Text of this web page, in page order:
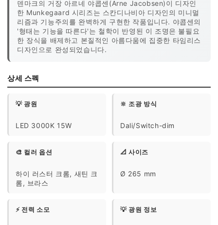
덴마크의 거장 아르네 야콥센(Arne Jacobsen)이 디자인
한 Munkegaard 시리즈는 스칸디나비아 디자인의 미니멀
리즘과 기능주의를 완벽하게 구현한 작품입니다. 야콥센의
'형태는 기능을 따른다'는 철학이 반영된 이 조명은 불필요
한 장식을 배제하고 본질적인 아름다움에 집중한 타임리스
디자인으로 완성되었습니다.
상세 스펙
💡 광원
LED 3000K 15W
🔆 조광 방식
Dali/Switch-dim
🎨 컬러 옵션
하이 러스터 크롬, 새틴 크
롬, 브라스
📐 사이즈
Ø 265 mm
⚡ 전력 소모 💡 광원 정보